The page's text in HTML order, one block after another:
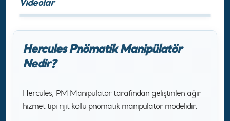
Hercules Pnömatik Manipülatör
Nedir?
Hercules, PM Manipülatör tarafından geliştirilen ağır
hizmet tipi rijit kollu pnömatik manipülatör modelidir.